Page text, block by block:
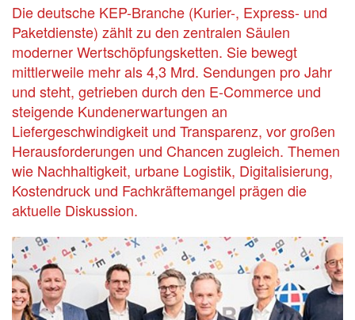
Die deutsche KEP-Branche (Kurier-, Express- und
Paketdienste) zählt zu den zentralen Säulen
moderner Wertschöpfungsketten. Sie bewegt
mittlerweile mehr als 4,3 Mrd. Sendungen pro Jahr
und steht, getrieben durch den E-Commerce und
steigende Kundenerwartungen an
Liefergeschwindigkeit und Transparenz, vor großen
Herausforderungen und Chancen zugleich. Themen
wie Nachhaltigkeit, urbane Logistik, Digitalisierung,
Kostendruck und Fachkräftemangel prägen die
aktuelle Diskussion.